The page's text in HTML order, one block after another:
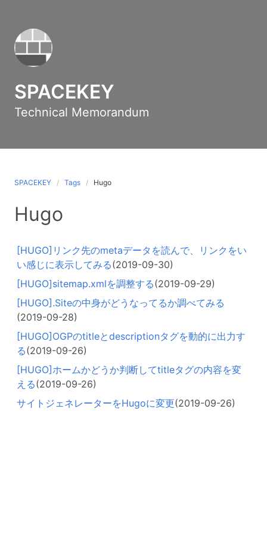
SPACEKEY
Technical Memorandum
SPACEKEY Tags Hugo
Hugo
[HUGO]リンク先のmetaデータを読んで、リンクをい
い感じに表示してみる(2019-09-30)
[HUGO]sitemap.xmlを調整する(2019-09-29)
[HUGO].Siteの中身がどうなってるか調べてみる
(2019-09-28)
[HUGO]OGPのtitleとdescriptionタグを動的に出力す
る(2019-09-26)
[HUGO]ホームかどうか判断してtitleタグの内容を変
える(2019-09-26)
サイトジェネレーターをHugoに変更(2019-09-26)